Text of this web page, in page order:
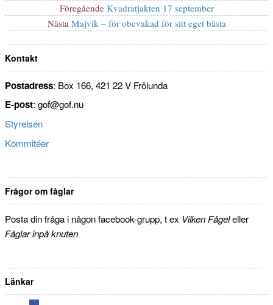
Inläggsnavigering
Föregående Föregående
inlägg:
Kvadratjakten 17 september
Nästa Nästa
Majvik – för obevakad för sitt eget bästa
Kontakt
Postadress: Box 166, 421 22 V Frölunda
E-post: gof@gof.nu
Styrelsen
Kommitéer
Frågor om fåglar
Posta din fråga i någon facebook-grupp, t ex Vilken Fågeleller
Fåglar inpå knuten
Länkar